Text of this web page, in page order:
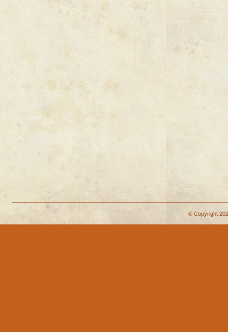
© Copyright